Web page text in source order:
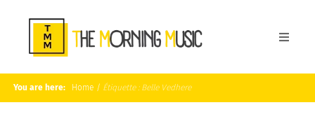
You are here: Home / Étiquette : Belle Vedhere